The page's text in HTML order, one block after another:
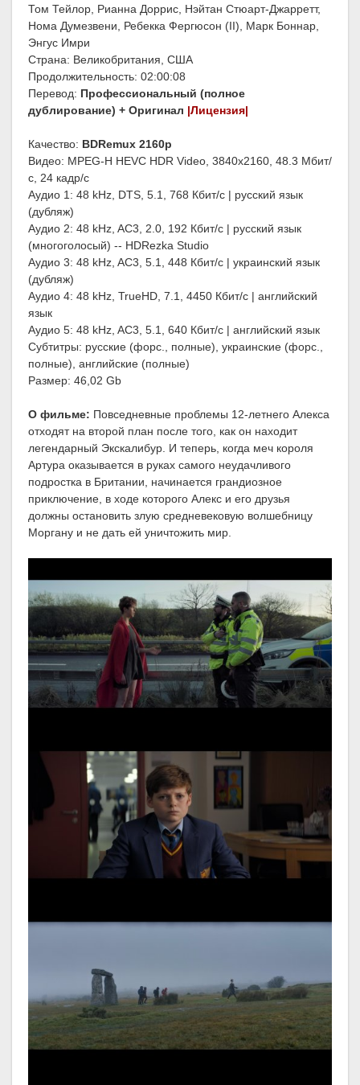
Том Тейлор, Рианна Доррис, Нэйтан Стюарт-Джарретт,
Нома Думезвени, Ребекка Фергюсон (II), Марк Боннар,
Энгус Имри
Страна: Великобритания, США
Продолжительность: 02:00:08
Перевод: Профессиональный (полное
дублирование) + Оригинал |Лицензия|
Качество: BDRemux 2160p
Видео: MPEG-H HEVC HDR Video, 3840x2160, 48.3 Мбит/
с, 24 кадр/с
Аудио 1: 48 kHz, DTS, 5.1, 768 Кбит/с | русский язык
(дубляж)
Аудио 2: 48 kHz, AC3, 2.0, 192 Кбит/с | русский язык
(многоголосый) -- HDRezka Studio
Аудио 3: 48 kHz, AC3, 5.1, 448 Кбит/с | украинский язык
(дубляж)
Аудио 4: 48 kHz, TrueHD, 7.1, 4450 Кбит/с | английский
язык
Аудио 5: 48 kHz, AC3, 5.1, 640 Кбит/с | английский язык
Субтитры: русские (форс., полные), украинские (форс.,
полные), английские (полные)
Размер: 46,02 Gb
О фильме: Повседневные проблемы 12-летнего Алекса
отходят на второй план после того, как он находит
легендарный Экскалибур. И теперь, когда меч короля
Артура оказывается в руках самого неудачливого
подростка в Британии, начинается грандиозное
приключение, в ходе которого Алекс и его друзья
должны остановить злую средневековую волшебницу
Моргану и не дать ей уничтожить мир.